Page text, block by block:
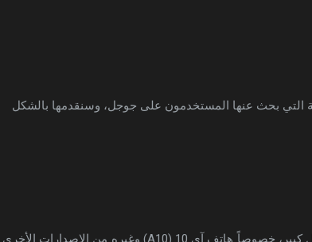
التي بحث عنها المستخدمون على جوجل، وسنقدمها بالشكل
بشكل كبير، خصوصاً هاتف آي 10 (A10) وغيره من الإصدارات الأخرى.